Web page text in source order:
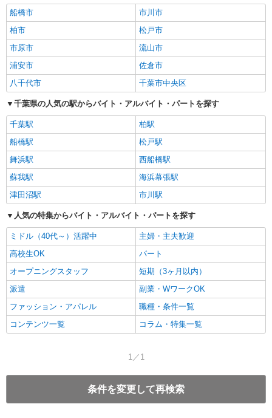
船橋市
市川市
柏市
松戸市
市原市
流山市
浦安市
佐倉市
八千代市
千葉市中央区
千葉県の人気の駅からバイト・アルバイト・パートを探す
千葉駅
柏駅
船橋駅
松戸駅
舞浜駅
西船橋駅
蘇我駅
海浜幕張駅
津田沼駅
市川駅
人気の特集からバイト・アルバイト・パートを探す
ミドル（40代～）活躍中
主婦・主夫歓迎
高校生OK
パート
オープニングスタッフ
短期（3ヶ月以内）
派遣
副業・WワークOK
ファッション・アパレル
職種・条件一覧
コンテンツ一覧
コラム・特集一覧
1／1
条件を変更して再検索